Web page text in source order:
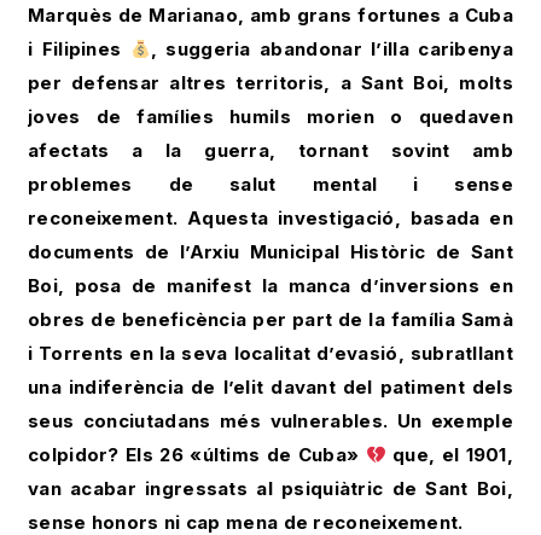
Marquès de Marianao, amb grans fortunes a Cuba
i Filipines
, suggeria abandonar l’illa caribenya
per defensar altres territoris, a Sant Boi, molts
joves de famílies humils morien o quedaven
afectats a la guerra, tornant sovint amb
problemes de salut mental i sense
reconeixement. Aquesta investigació, basada en
documents de l’Arxiu Municipal Històric de Sant
Boi, posa de manifest la manca d’inversions en
obres de beneficència per part de la família Samà
i Torrents en la seva localitat d’evasió, subratllant
una indiferència de l’elit davant del patiment dels
seus conciutadans més vulnerables. Un exemple
colpidor? Els 26 «últims de Cuba»
que, el 1901,
van acabar ingressats al psiquiàtric de Sant Boi,
sense honors ni cap mena de reconeixement.